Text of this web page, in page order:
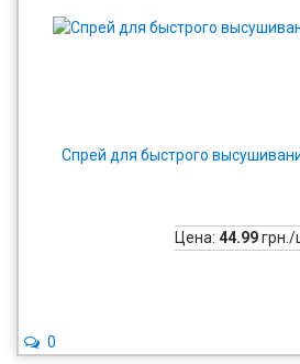
Спрей для быстрого
Цена: 44.99грн./
0